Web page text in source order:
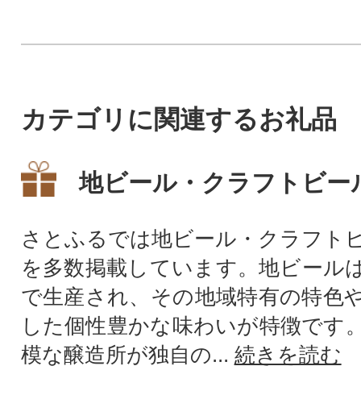
カテゴリに関連するお礼品
地ビール・クラフトビー
さとふるでは地ビール・クラフト
を多数掲載しています。地ビール
で生産され、その地域特有の特色
した個性豊かな味わいが特徴です
模な醸造所が独自の... 続きを読む